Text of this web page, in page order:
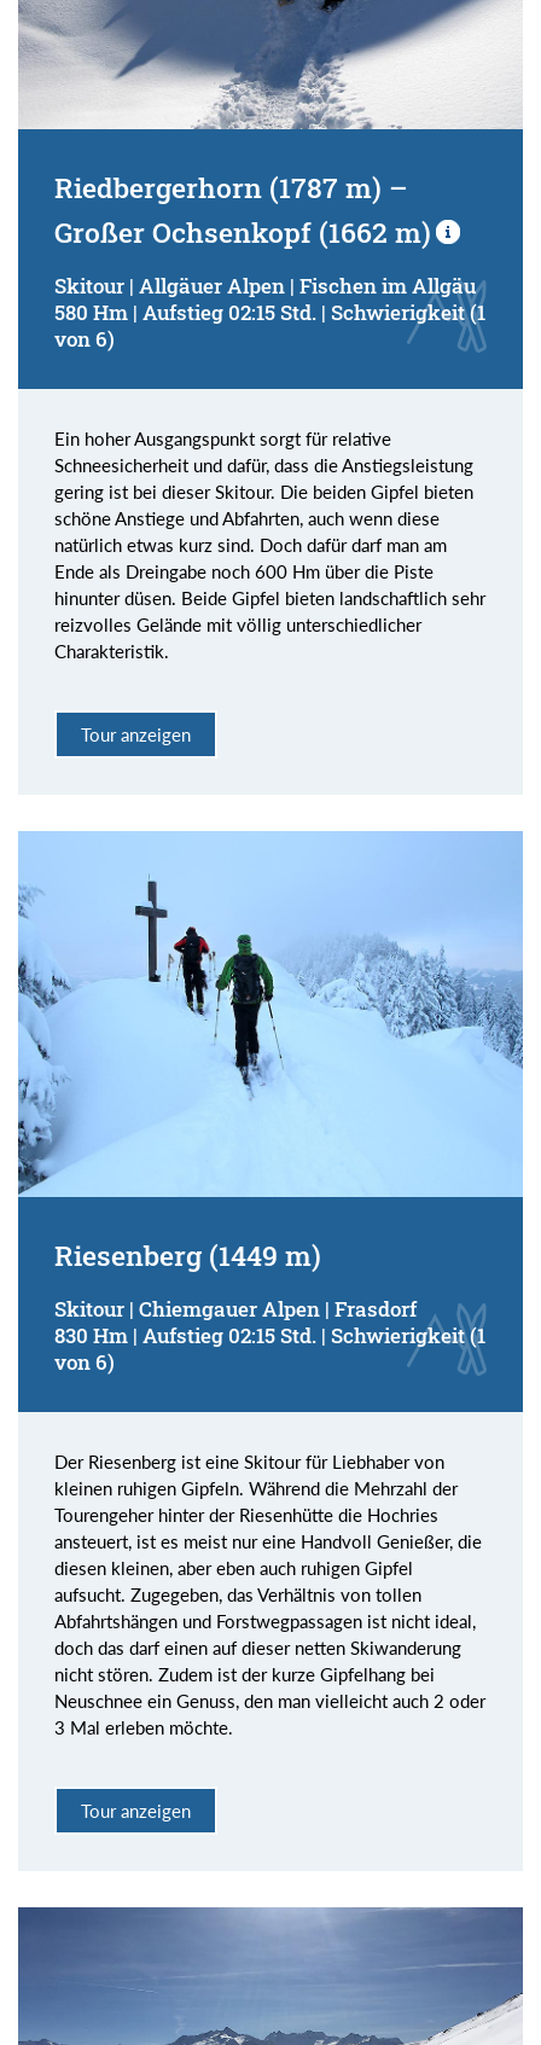
Riedbergerhorn (1787 m) –
Großer Ochsenkopf (1662 m)
Skitour | Allgäuer Alpen | Fischen im Allgäu
580 Hm | Aufstieg 02:15 Std. | Schwierigkeit (1
von 6)
Ein hoher Ausgangspunkt sorgt für relative
Schneesicherheit und dafür, dass die Anstiegsleistung
gering ist bei dieser Skitour. Die beiden Gipfel bieten
schöne Anstiege und Abfahrten, auch wenn diese
natürlich etwas kurz sind. Doch dafür darf man am
Ende als Dreingabe noch 600 Hm über die Piste
hinunter düsen. Beide Gipfel bieten landschaftlich sehr
reizvolles Gelände mit völlig unterschiedlicher
Charakteristik.
Tour anzeigen
Riesenberg (1449 m)
Skitour | Chiemgauer Alpen | Frasdorf
830 Hm | Aufstieg 02:15 Std. | Schwierigkeit (1
von 6)
Der Riesenberg ist eine Skitour für Liebhaber von
kleinen ruhigen Gipfeln. Während die Mehrzahl der
Tourengeher hinter der Riesenhütte die Hochries
ansteuert, ist es meist nur eine Handvoll Genießer, die
diesen kleinen, aber eben auch ruhigen Gipfel
aufsucht. Zugegeben, das Verhältnis von tollen
Abfahrtshängen und Forstwegpassagen ist nicht ideal,
doch das darf einen auf dieser netten Skiwanderung
nicht stören. Zudem ist der kurze Gipfelhang bei
Neuschnee ein Genuss, den man vielleicht auch 2 oder
3 Mal erleben möchte.
Tour anzeigen